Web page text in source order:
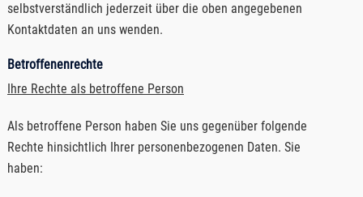
selbstverständlich jederzeit über die oben angegebenen
Kontaktdaten an uns wenden.
Betroffenenrechte
Ihre Rechte als betroffene Person
Als betroffene Person haben Sie uns gegenüber folgende
Rechte hinsichtlich Ihrer personenbezogenen Daten. Sie
haben: